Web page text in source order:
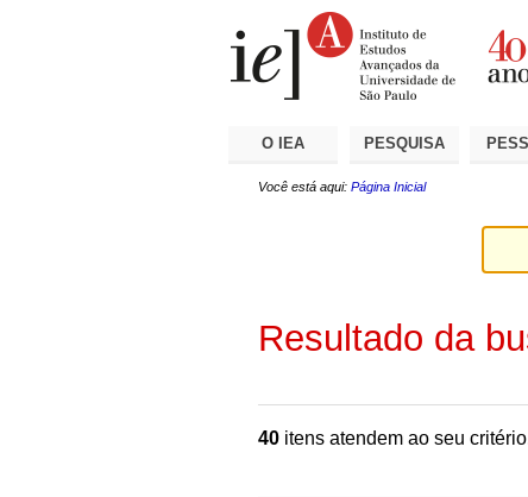
O IEA PESQUISA
Você está aqui: Página Inicial
Resultado da
40 itens atendem ao seu